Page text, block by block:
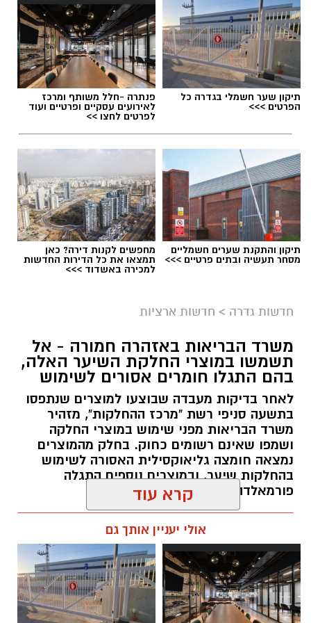
תגים:דרושים באשדוד
במסגרת התפקיד יידרש המועמד להוביל את תחום
מקצועי, לפתח תוכניות חינוכיות, ליצור אירועי תוכן
ופרויקטים ייחודיים ולעבוד מול קהלים מגוונים, תוך
חיבור בין עולם התרבות, החינוך והקהילה.
בין דרישות התפקיד:
תואר אקדמי המוכר על ידי המועצה להשכלה
גבוהה.
ניסיון בפיתוח הדרכה ועמידה מול קהל.
ניסיון ויכולת בניהול והובלת צוות.
יכולת לפיתוח והפקת פרויקטים מיוחדים
ואירועי תוכן.
חשיבה עצמאית ורב־תחומית.
יחסי אנוש מצוינים, יוזמה ויצירתיות.
תיקון שער חשמלי בגדרה כל
הפרטים >>>
פנתרה -חלל משותף ומרכז
לאירועים עסקיים ופרטיים ועוד
לפרטים לחצו >>
תיקון והתקנת שערים חשמליים
מסחר תעשיה ובתים פרטיים >>>
מחפשים לקנות דירה? כאן
תמצאו את כל הדירות החדשות
למכירה באשדוד >>>
חדשות גדרה > חדשות ארציות
משרד הבריאות באזהרה חמורה - אל
תשמשו במוצרי החלקת השיער האלה,
בהם התגלו חומרים אסורים לשימוש
לאחר בדיקות מעבדה שבוצעו למוצרים שנתפסו
בתשעה סניפי רשת "מרכז ההחלקות", מזהיר
משרד הבריאות מפני שימוש במוצרי החלקה
ושמפו שאינם רשומים כחוק. בחלק מהמוצרים
נמצאה חומצה גליאוקסילית האסורה לשימוש
בהחלקות שיער, ובמוצרים נוספים התגלה
פורמאלדהיד - חומר המוגדר כמסרטן
קרא עוד
אולי יעניין אותך גם